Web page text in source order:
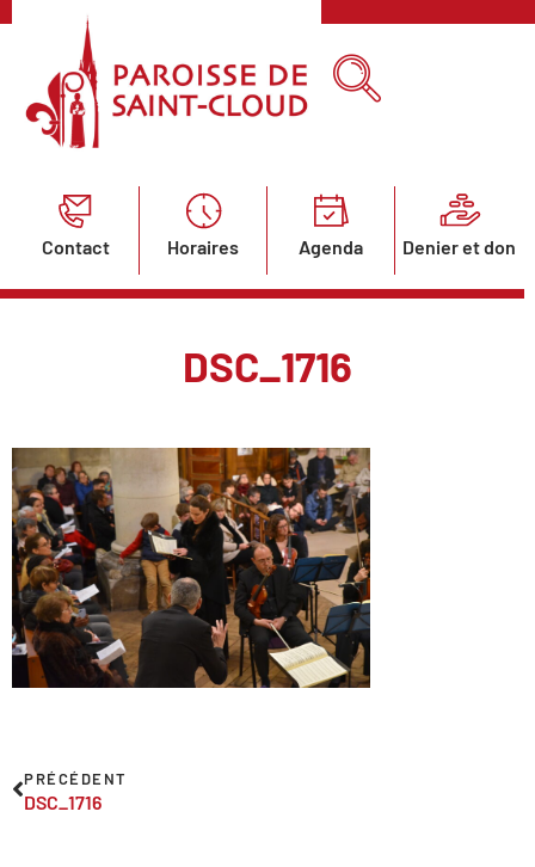
Contact Horaires Agenda Denier et don
DSC_1716
PRÉCÉDENT
DSC_1716